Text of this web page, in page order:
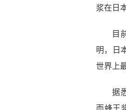
浆在日
目
明，日
世界上
据